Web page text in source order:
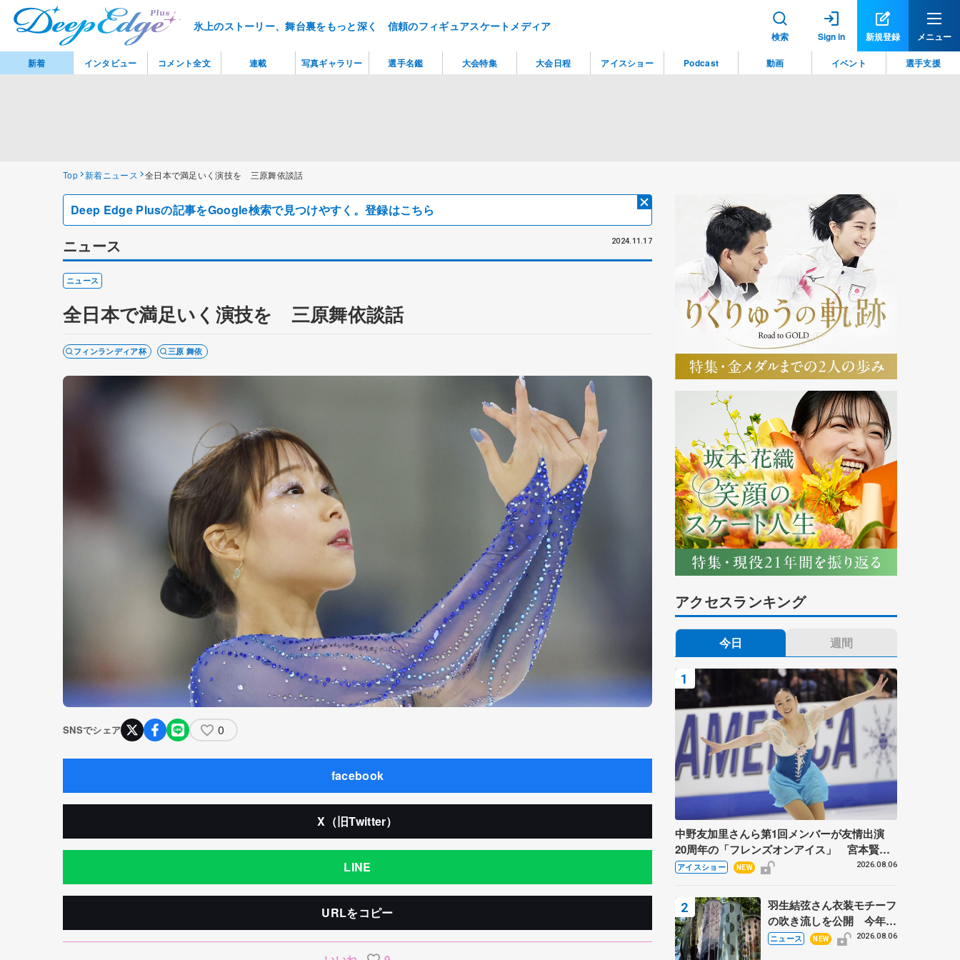
氷上のストーリー、舞台裏をもっと深く 信頼のフィギュアスケートメディア
検索 Sign in 新規登録 メニュー
Top 新着ニュース 全日本で満足いく演技を 三原舞依談話
Deep Edge Plusの記事をGoogle検索で見つけやすく。登録はこちら
ニュース 2024.11.17
ニュース
全日本で満足いく演技を 三原舞依談話
フィンランディア杯 三原 舞依
SNSでシェア 0
facebook
X（旧Twitter）
LINE
URLをコピー
アクセスランキング
今日 週間
中野友加里さんら第1回メンバーが友情出演
20周年の「フレンズオンアイス」 宮本賢二
さん、有川梨絵さん、田村岳斗さんも
アイスショー NEW 2026.08.06
羽生結弦さん衣装モチーフ
の吹き流しを公開 今年は
「春よ、来い」、仙台の瑞
ニュース NEW 2026.08.06
新着 インタビュー コメント全文 連載 写真ギャラリー 選手名鑑 大会特集 大会日程 アイスショー Podcast 動画 イベント 選手支援